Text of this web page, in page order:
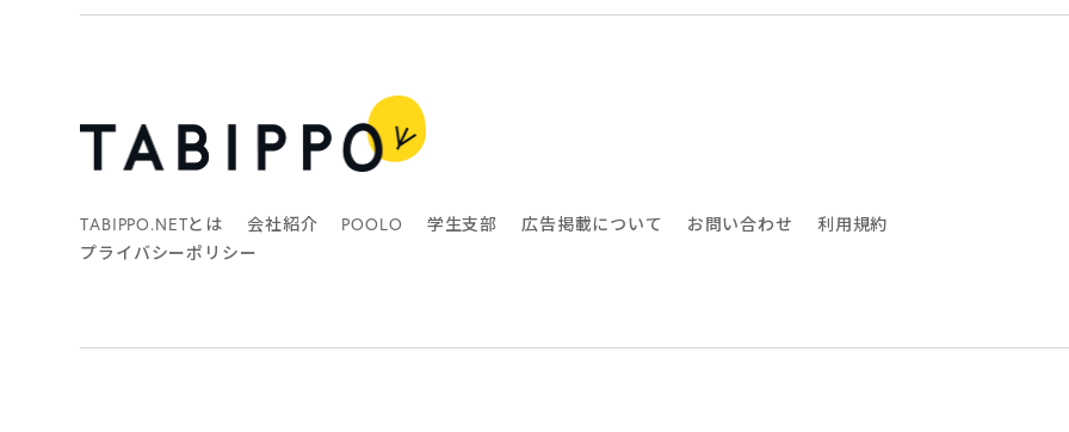
TABIPPO.NETとは 会社紹介 POOLO 学生支部 広告掲載について お問い合わせ
利用規約
プライバシーポリシー